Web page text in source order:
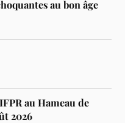
au bon âge
au Hameau de
2026